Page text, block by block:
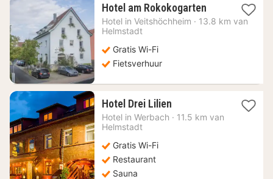
Hotel am Rokokogarten1
nacht
Hotel in Veitshöchheim · 13.8 km van
Helmstadt
Gratis Wi-Fi
Fietsverhuur
Hotel Drei Lilien1
nacht
Hotel in Werbach · 11.5 km van
Helmstadt
Gratis Wi-Fi
Restaurant
Sauna